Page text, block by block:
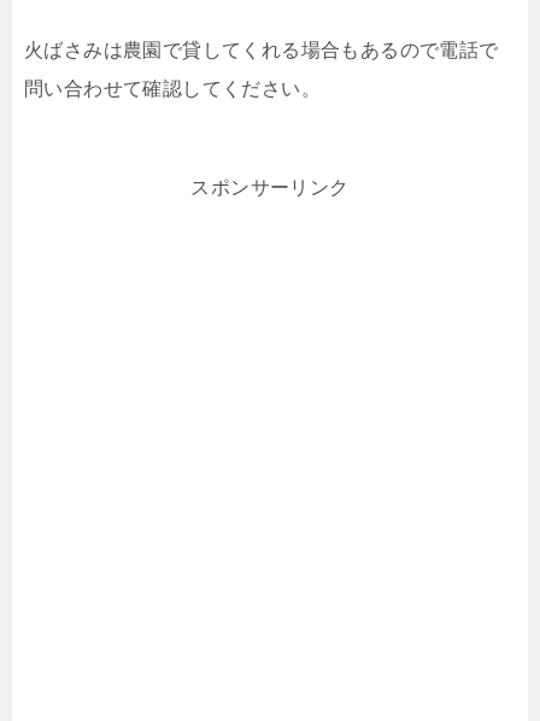
火ばさみは農園で貸してくれる場合もあるので電話で
問い合わせて確認してください。
スポンサーリンク